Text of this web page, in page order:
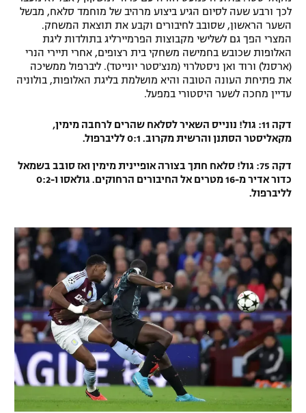
לכך ורבע שעה לסיום הגיע ביצוע מרהיב של מוחמד סלאח, מבשל
השער הראשון, שסובב לחיבורים וקבע את תוצאת המשחק.
המצרי הפך גם לשלישי מקבוצות הפרמיירליג בתולדות ליגת
האלופות שכובש בחמישה משחקי בית רצופים, אחרי תיירי הנרי
(ארסנל) ורוד ואן ניסטלרוי (מנצ'סטר יונייטד). ליברפול ממשיכה
את פתיחת העונה הטובה והיא מושלמת בליגת האלופות, בולוניה
עדיין מחכה לשער היסטורי במפעל.
דקה 11: גול! נונייס השאיר לסלאח שהרים לרחבה מימין,
מקאליסטר הסתנן והרשית מקרוב. 0:1 לליברפול.
דקה 75: גול! סלאח חתך בצורה אופיינית מימין ואז סובב בשמאל
כדור אדיר מ-16 מטרים אל החיבורים הרחוקים. גולאסו ו-0:2
לליברפול.